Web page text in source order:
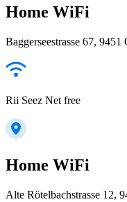
Home WiFi
Baggerseestrasse 67,
Rii Seez Net free
Home WiFi
Alte Rötelbachstrasse 12,